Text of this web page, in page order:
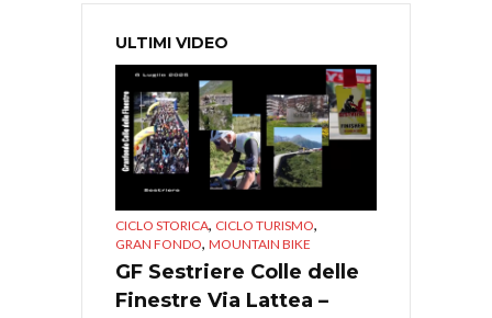
ULTIMI VIDEO
CICLO STORICA, CICLO TURISMO,
GRAN FONDO, MOUNTAIN BIKE
GF Sestriere Colle delle
Finestre Via Lattea –